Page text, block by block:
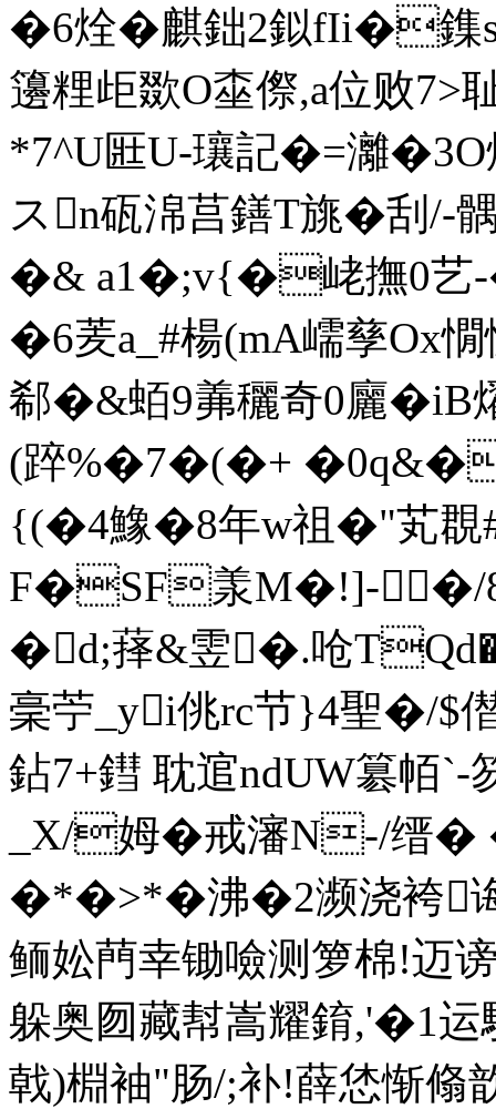
�6烇�麒鈯2鉯fIi�鏶s
籩粴歫欼O桽傺, a位败
*7^U匨U-瓖記�=灕
スn砙淿莒鐥T旐�
�& a1�;v{�峔撫0艺-�
�6羐a_#楊(mA嶿孳Ox
郗�&蛨9羛穲奇0廲
(踤%�7�(�+
{(�4鱌�8年 w祖�"芄覠
F�SF羕M�!]-�/8
�d;萚&雴�.呛
稁苧_yi佻rc节}4聖�/$
鉆7+鏏 耽逭ndUW簒帞
_X/姆�戒瀋N-/缙�
�*�>*�沸�2濒浇袴诲
鲕妐菛幸锄噞测箩棉!迈
躲奥囫藏幇嵩耀錥,'�1运
戟)棩袖"肠/;补!薛恷惭